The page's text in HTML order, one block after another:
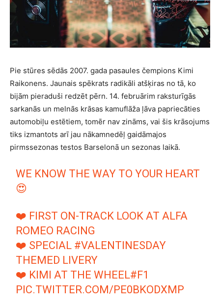
Pie stūres sēdās 2007. gada pasaules čempions Kimi
Raikonens. Jaunais spēkrats radikāli atšķiras no tā, ko
bijām pieraduši redzēt pērn. 14. februārim raksturīgās
sarkanās un melnās krāsas kamuflāža ļāva papriecāties
automobiļu estētiem, tomēr nav zināms, vai šis krāsojums
tiks izmantots arī jau nākamnedēļ gaidāmajos
pirmssezonas testos Barselonā un sezonas laikā.
WE KNOW THE WAY TO YOUR HEART
😍
❤️ FIRST ON-TRACK LOOK AT ALFA
ROMEO RACING
❤️ SPECIAL #VALENTINESDAY
THEMED LIVERY
❤️ KIMI AT THE WHEEL#F1
PIC.TWITTER.COM/PE0BKODXMP